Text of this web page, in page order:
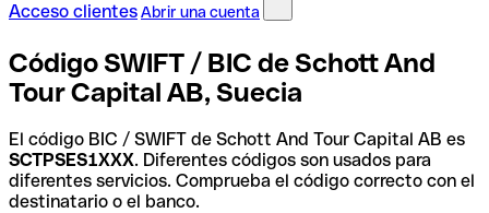
Acceso clientesAbrir una cuenta
Código SWIFT / BIC de Schott And
Tour Capital AB, Suecia
El código BIC / SWIFT de Schott And Tour Capital AB es
SCTPSES1XXX. Diferentes códigos son usados para
diferentes servicios. Comprueba el código correcto con el
destinatario o el banco.